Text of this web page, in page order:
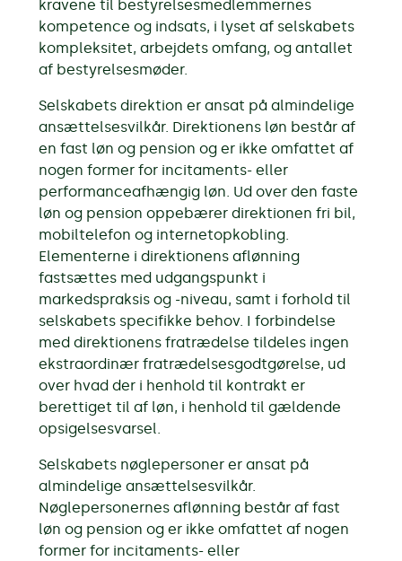
kravene til bestyrelsesmedlemmernes
kompetence og indsats, i lyset af selskabets
kompleksitet, arbejdets omfang, og antallet
af bestyrelsesmøder.
Selskabets direktion er ansat på almindelige
ansættelsesvilkår. Direktionens løn består af
en fast løn og pension og er ikke omfattet af
nogen former for incitaments- eller
performanceafhængig løn. Ud over den faste
løn og pension oppebærer direktionen fri bil,
mobiltelefon og internetopkobling.
Elementerne i direktionens aflønning
fastsættes med udgangspunkt i
markedspraksis og -niveau, samt i forhold til
selskabets specifikke behov. I forbindelse
med direktionens fratrædelse tildeles ingen
ekstraordinær fratrædelsesgodtgørelse, ud
over hvad der i henhold til kontrakt er
berettiget til af løn, i henhold til gældende
opsigelsesvarsel.
Selskabets nøglepersoner er ansat på
almindelige ansættelsesvilkår.
Nøglepersonernes aflønning består af fast
løn og pension og er ikke omfattet af nogen
former for incitaments- eller